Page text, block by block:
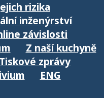
rizika
inženýrství
závislosti
Z naší kuchyně
Tiskové zprávy
ENG